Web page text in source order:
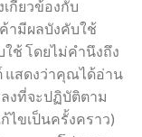
กี่ยวข้องกับ
ามีผลบังคับใช้
ช้ โดยไม่คำนึงถึง
แสดงว่าคุณได้อ่าน
งที่จะปฏิบัติตาม
ขเป็นครั้งคราว)